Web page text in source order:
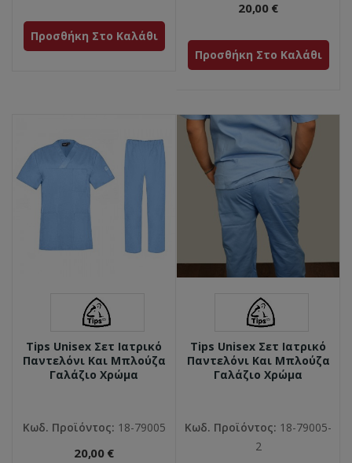
Προσθήκη Στο Καλάθι
20,00 €
Προσθήκη Στο Καλάθι
Tips Unisex Σετ Ιατρικό
Παντελόνι Και Μπλούζα
Γαλάζιο Χρώμα
Κωδ. Προϊόντος: 18-79005
20,00 €
Tips Unisex Σετ Ιατρικό
Παντελόνι Και Μπλούζα
Γαλάζιο Χρώμα
Κωδ. Προϊόντος: 18-79005-
2